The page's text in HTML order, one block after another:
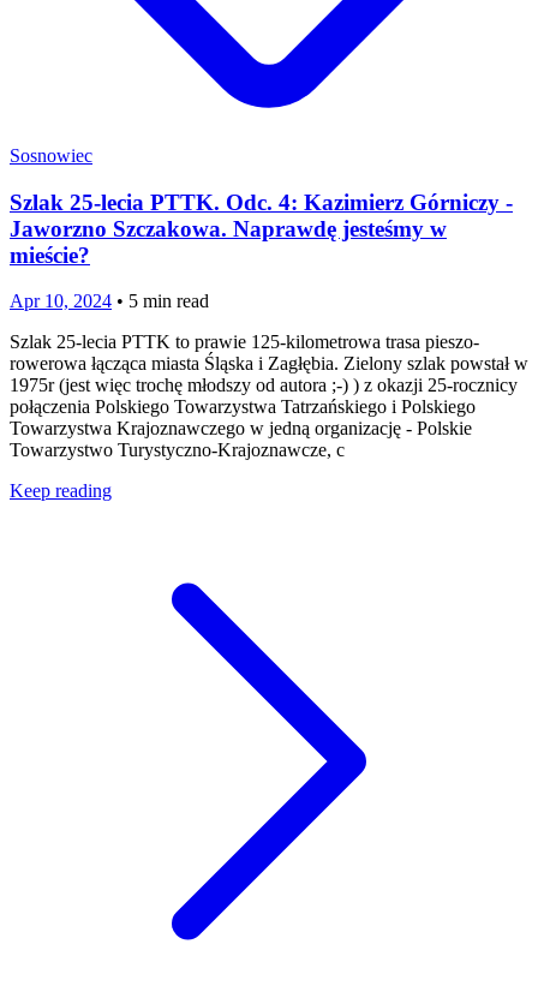
Sosnowiec
Szlak 25-lecia PTTK. Odc. 4: Kazimierz Górniczy -
Jaworzno Szczakowa. Naprawdę jesteśmy w
mieście?
Apr 10, 2024 • 5 min read
Szlak 25-lecia PTTK to prawie 125-kilometrowa trasa pieszo-
rowerowa łącząca miasta Śląska i Zagłębia. Zielony szlak powstał w
1975r (jest więc trochę młodszy od autora ;-) ) z okazji 25-rocznicy
połączenia Polskiego Towarzystwa Tatrzańskiego i Polskiego
Towarzystwa Krajoznawczego w jedną organizację - Polskie
Towarzystwo Turystyczno-Krajoznawcze, c
Keep reading